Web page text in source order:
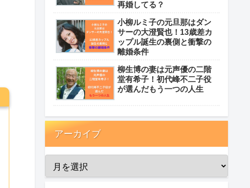
再婚してる？
小柳ルミ子の元旦那はダン
サーの大澄賢也！13歳差カ
ップル誕生の裏側と衝撃の
離婚条件
柳生博の妻は元声優の二階
堂有希子！初代峰不二子役
が選んだもう一つの人生
アーカイブ